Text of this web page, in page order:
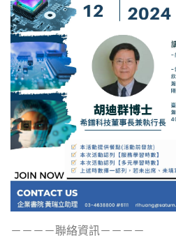
－－－－聯絡資訊－－－－